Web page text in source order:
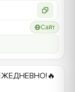
Сайт